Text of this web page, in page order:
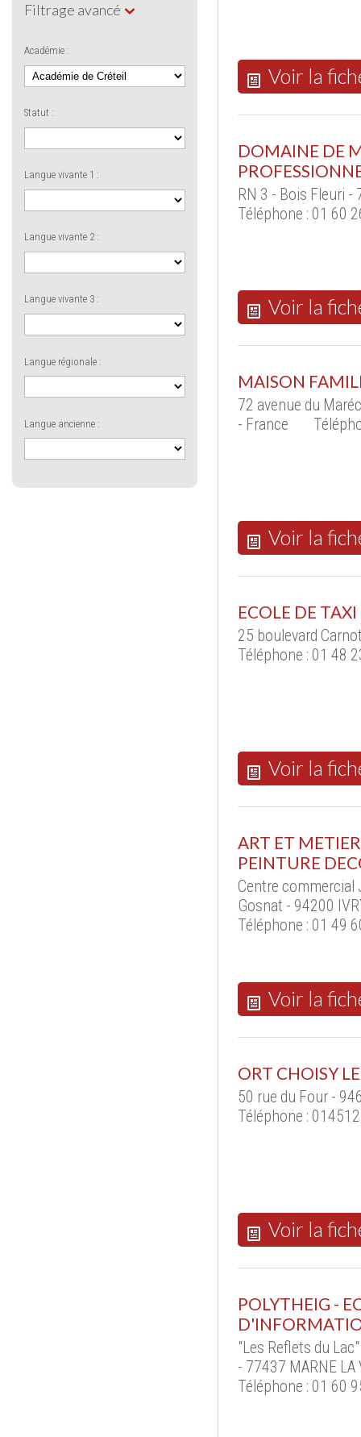
Filtrage avancé
Académie :
Statut :
Langue vivante 1 :
Langue vivante 2 :
Langue vivante 3 :
Langue régionale :
Langue ancienne :
Voir la
DOMAINE DE
RN 3 - Bois Fleuri -
Téléphone : 01 60
Voir la
MAISON
72 avenue du
- France
Voir la
ECOLE DE
25 boulevard
Téléphone : 01 48
Voir la
ART ET
PEINTURE
Centre commercial
Gosnat - 94200
Téléphone : 01 49
Voir la
ORT CHOISY
50 rue du Four -
Téléphone :
Voir la
POLYTHEIG -
"Les Reflets du
- 77437 MARNE LA
Téléphone : 01 60